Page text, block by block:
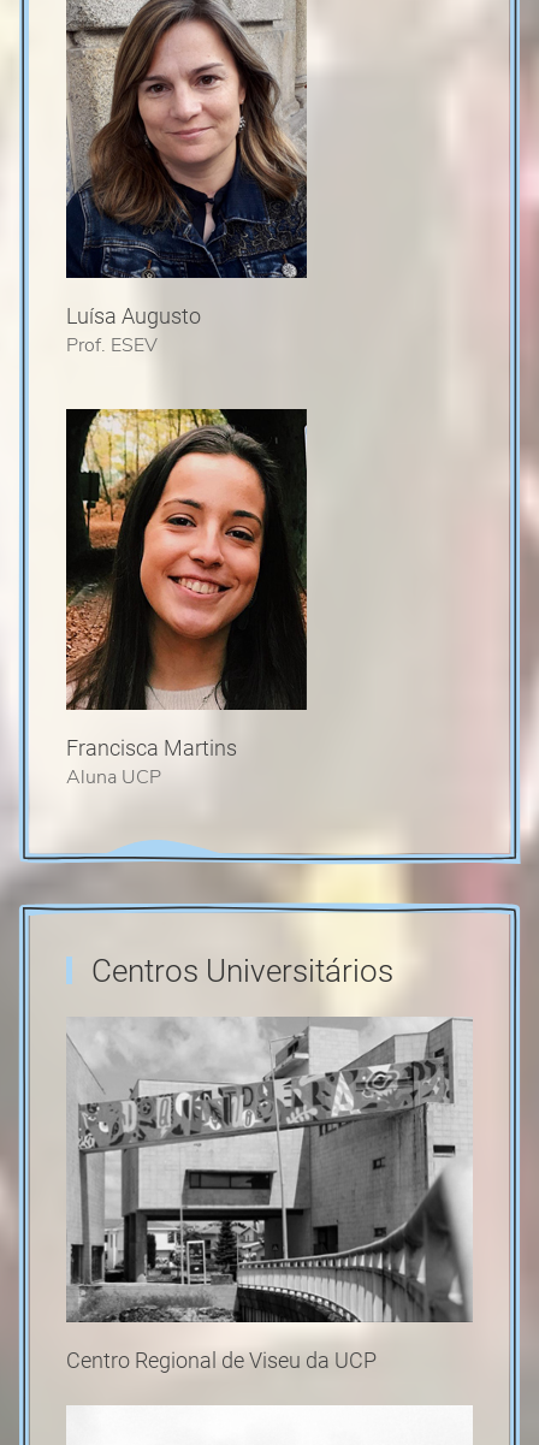
Luísa Augusto
Prof. ESEV
Francisca Martins
Aluna UCP
Centros Universitários
Centro Regional de Viseu da UCP